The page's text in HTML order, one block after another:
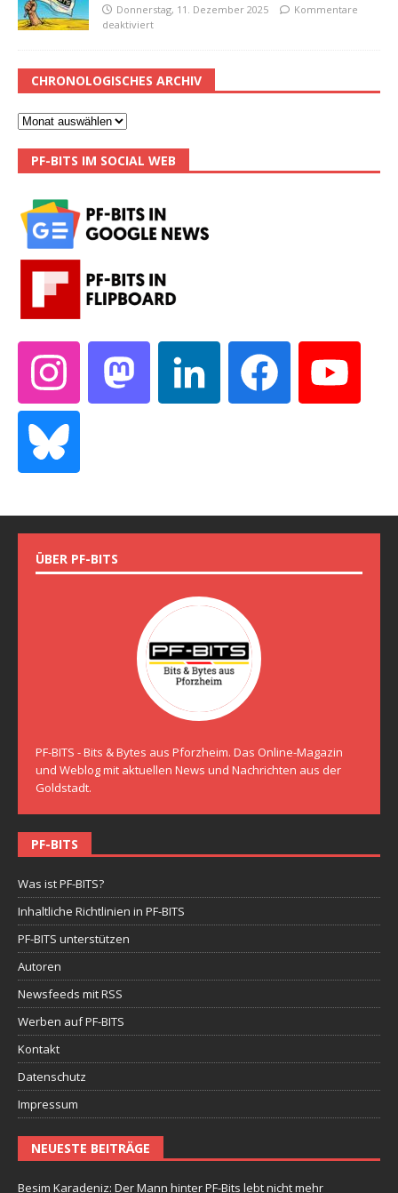
Donnerstag, 11. Dezember 2025
Kommentare
deaktiviert
CHRONOLOGISCHES ARCHIV
PF-BITS IM SOCIAL WEB
ÜBER PF-BITS
PF-BITS - Bits & Bytes aus Pforzheim. Das Online-Magazin
und Weblog mit aktuellen News und Nachrichten aus der
Goldstadt.
PF-BITS
Was ist PF-BITS?
Inhaltliche Richtlinien in PF-BITS
PF-BITS unterstützen
Autoren
Newsfeeds mit RSS
Werben auf PF-BITS
Kontakt
Datenschutz
Impressum
NEUESTE BEITRÄGE
Besim Karadeniz: Der Mann hinter PF-Bits lebt nicht mehr